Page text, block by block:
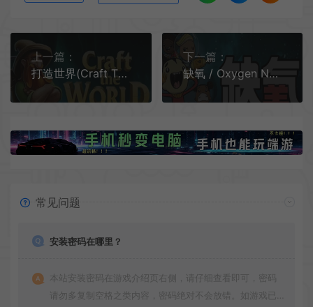
上一篇：
打造世界(Craft The World)矮人沙盒策略游戏|下载
下一篇：
缺氧 / Oxygen Not Included 太空殖民生存模拟游戏
常见问题
安装密码在哪里？
本站安装密码在游戏介绍页右侧，请仔细查看即可，密码
请勿多复制空格之类内容，密码绝对不会放错。如游戏已